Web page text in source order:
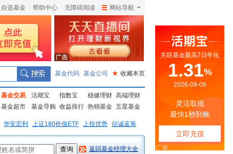
自选基金 帮助中心 无障碍阅读 网站导航
基金代码 基金公司 ★ 收藏本页
基金交易 活期宝 指数宝 稳健理财 高端理财
基金超市
基金导购 收益排行 热销基金 五星基金
华安宏利 上证180价值ETF 上投优势 信诚蓝筹
返回基金经理大全